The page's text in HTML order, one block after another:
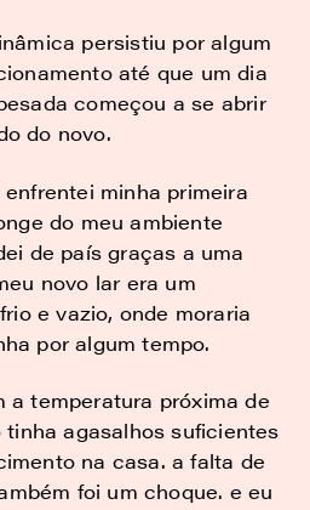
persistiu por algum
até que um dia
começou a se abrir
do novo.
minha primeira
do meu ambiente
de país graças a uma
novo lar era um
e vazio, onde moraria
por algum tempo.
a temperatura próxima de
tinha agasalhos suficientes
na casa. a falta de
foi um choque. e eu